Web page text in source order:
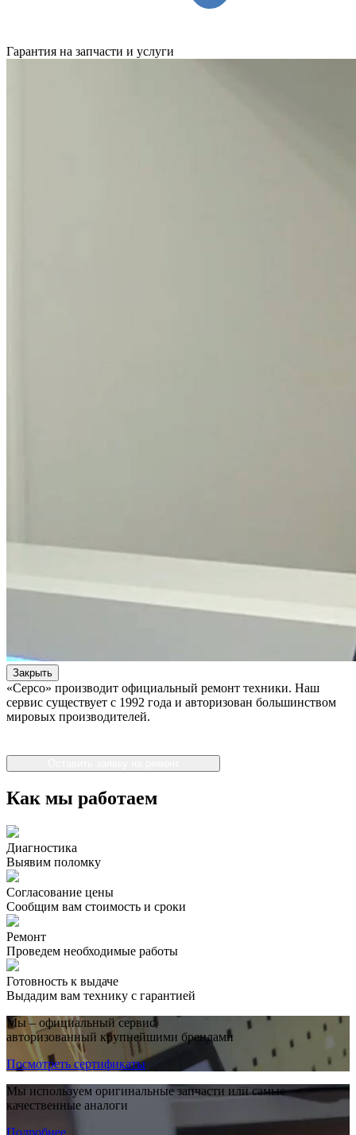
Гарантия на запчасти и услуги
Закрыть
«Серсо» производит официальный ремонт техники. Наш
сервис существует с 1992 года и авторизован большинством
мировых производителей.
Как мы работаем
Диагностика
Выявим поломку
Согласование цены
Сообщим вам стоимость и сроки
Ремонт
Проведем необходимые работы
Готовность к выдаче
Выдадим вам технику с гарантией
Мы – официальный сервис,
авторизованный крупнейшими брендами
Посмотреть сертификаты
Мы используем оригинальные запчасти или самые
качественные аналоги
Подробнее